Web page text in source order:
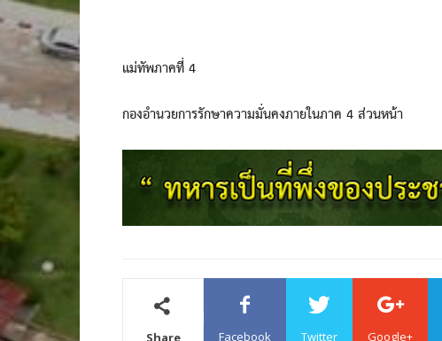
แม่ทัพภาคที่ 4
กองอำนวยการรักษาความมั่นคงภายในภาค 4 ส่วนหน้า
Share Facebook Twitter Google+